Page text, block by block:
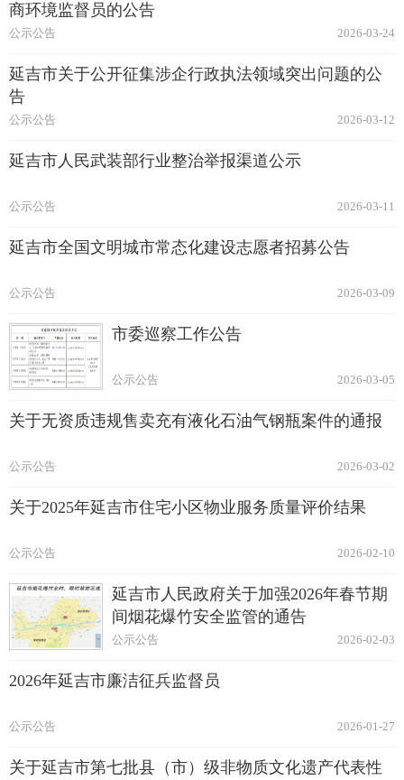
商环境监督员的公告
2026-03-24
公示公告
延吉市关于公开征集涉企行政执法领域突出问题的公
告
2026-03-12
公示公告
延吉市人民武装部行业整治举报渠道公示
2026-03-11
公示公告
延吉市全国文明城市常态化建设志愿者招募公告
2026-03-09
公示公告
市委巡察工作公告
2026-03-05
公示公告
关于无资质违规售卖充有液化石油气钢瓶案件的通报
2026-03-02
公示公告
关于2025年延吉市住宅小区物业服务质量评价结果
2026-02-10
公示公告
延吉市人民政府关于加强2026年春节期
间烟花爆竹安全监管的通告
2026-02-03
公示公告
2026年延吉市廉洁征兵监督员
2026-01-27
公示公告
关于延吉市第七批县（市）级非物质文化遗产代表性